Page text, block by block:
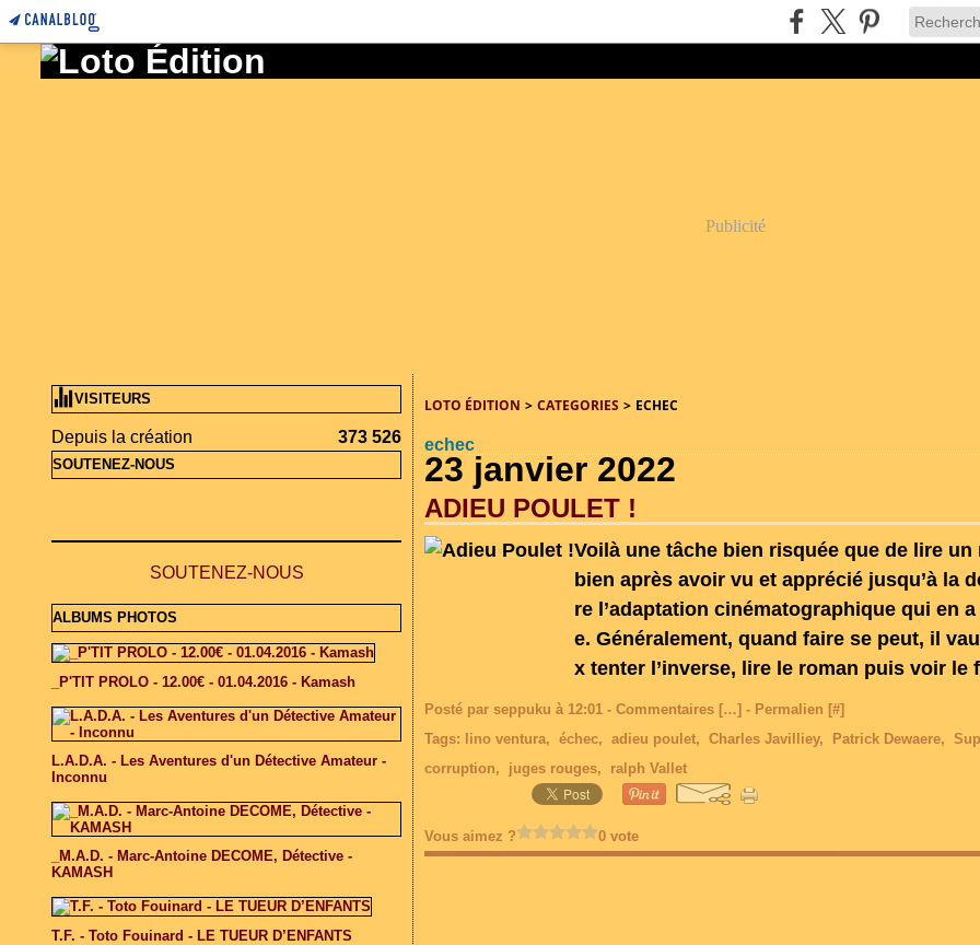
Publicité
VISITEURS
Depuis la création 373 526
SOUTENEZ-NOUS
SOUTENEZ-NOUS
ALBUMS PHOTOS
_P'TIT PROLO - 12.00€ - 01.04.2016 - Kamash
L.A.D.A. - Les Aventures d'un Détective Amateur -
Inconnu
_M.A.D. - Marc-Antoine DECOME, Détective -
KAMASH
T.F. - Toto Fouinard - LE TUEUR D’ENFANTS
LOTO ÉDITION > CATEGORIES > ECHEC
echec
23 janvier 2022
ADIEU POULET !
Voilà une tâche bien risquée que de lire un
bien après avoir vu et apprécié jusqu’à la
re l’adaptation cinématographique qui en
e. Généralement, quand faire se peut, il
x tenter l’inverse, lire le roman puis voir le
Posté par seppuku à 12:01 - Commentaires […] - Permalien [#]
Tags:
lino ventura, échec, adieu poulet, Charles Javilliey, Patrick Dewaere,
corruption, juges rouges, ralph Vallet
Vous aimez ? 0 vote